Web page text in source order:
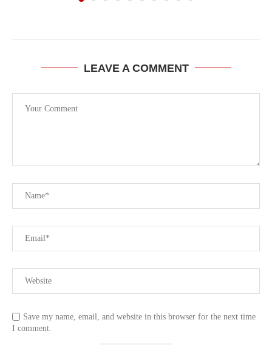
LEAVE A COMMENT
Save my name, email, and website in this browser for the next time
I comment.